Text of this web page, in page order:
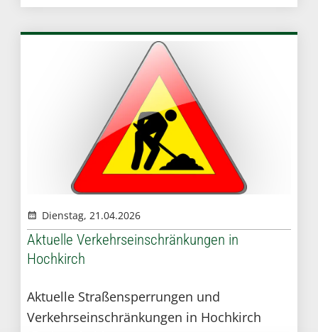
Dienstag, 21.04.2026
Aktuelle Verkehrseinschränkungen in
Hochkirch
Aktuelle Straßensperrungen und
Verkehrseinschränkungen in Hochkirch